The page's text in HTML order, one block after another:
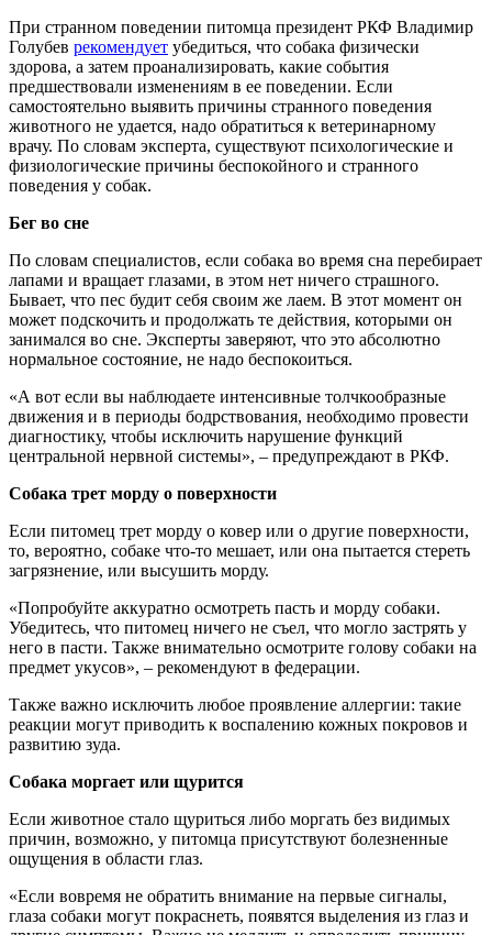
При странном поведении питомца президент РКФ Владимир
Голубев рекомендует убедиться, что собака физически
здорова, а затем проанализировать, какие события
предшествовали изменениям в ее поведении. Если
самостоятельно выявить причины странного поведения
животного не удается, надо обратиться к ветеринарному
врачу. По словам эксперта, существуют психологические и
физиологические причины беспокойного и странного
поведения у собак.
Бег во сне
По словам специалистов, если собака во время сна перебирает
лапами и вращает глазами, в этом нет ничего страшного.
Бывает, что пес будит себя своим же лаем. В этот момент он
может подскочить и продолжать те действия, которыми он
занимался во сне. Эксперты заверяют, что это абсолютно
нормальное состояние, не надо беспокоиться.
«А вот если вы наблюдаете интенсивные толчкообразные
движения и в периоды бодрствования, необходимо провести
диагностику, чтобы исключить нарушение функций
центральной нервной системы», – предупреждают в РКФ.
Собака трет морду о поверхности
Если питомец трет морду о ковер или о другие поверхности,
то, вероятно, собаке что-то мешает, или она пытается стереть
загрязнение, или высушить морду.
«Попробуйте аккуратно осмотреть пасть и морду собаки.
Убедитесь, что питомец ничего не съел, что могло застрять у
него в пасти. Также внимательно осмотрите голову собаки на
предмет укусов», – рекомендуют в федерации.
Также важно исключить любое проявление аллергии: такие
реакции могут приводить к воспалению кожных покровов и
развитию зуда.
Собака моргает или щурится
Если животное стало щуриться либо моргать без видимых
причин, возможно, у питомца присутствуют болезненные
ощущения в области глаз.
«Если вовремя не обратить внимание на первые сигналы,
глаза собаки могут покраснеть, появятся выделения из глаз и